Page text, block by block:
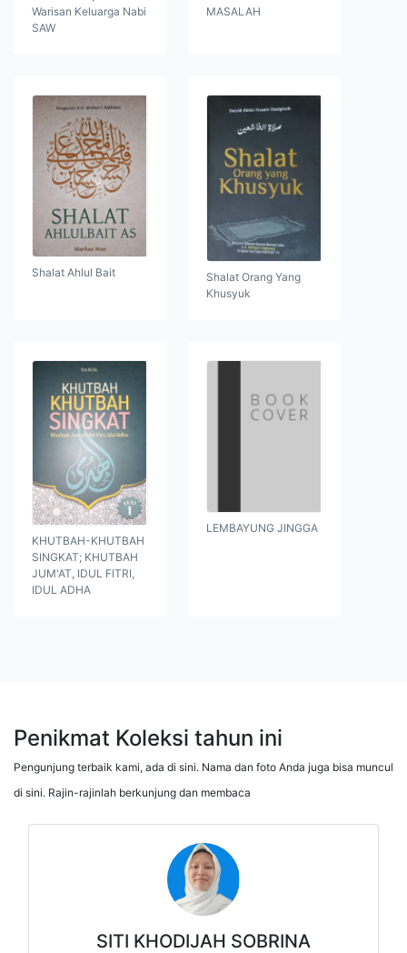
Warisan Keluarga Nabi
SAW
MASALAH
Shalat Ahlul Bait
Shalat Orang Yang
Khusyuk
KHUTBAH-KHUTBAH
SINGKAT; KHUTBAH
JUM'AT, IDUL FITRI,
IDUL ADHA
LEMBAYUNG JINGGA
Penikmat Koleksi tahun ini
Pengunjung terbaik kami, ada di sini. Nama dan foto Anda juga bisa muncul
di sini. Rajin-rajinlah berkunjung dan membaca
SITI KHODIJAH SOBRINA